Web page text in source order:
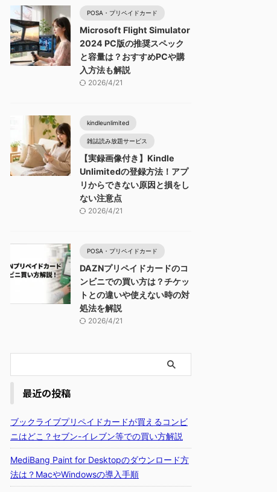
POSA・プリペイドカード
Microsoft Flight Simulator
2024 PC版の推奨スペック
と容量は？おすすめPCや購
入方法も解説
2026/4/21
kindleunlimited
雑誌読み放題サービス
【実録画像付き】Kindle
Unlimitedの登録方法！アプ
リからできない原因と損をし
ない注意点
2026/4/21
POSA・プリペイドカード
DAZNプリペイドカードのコ
ンビニでの買い方は？チケッ
トとの違いや使えない時の対
処法を解説
2026/4/21
最近の投稿
ブックライブプリペイドカードが買えるコンビ
ニはどこ？セブン-イレブン等での買い方解説
MediBang Paint for Desktopのダウンロード方
法は？MacやWindowsの導入手順